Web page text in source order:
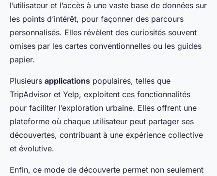
l’utilisateur et l’accès à une vaste base de données sur
les points d’intérêt, pour façonner des parcours
personnalisés. Elles révèlent des curiosités souvent
omises par les cartes conventionnelles ou les guides
papier.
Plusieurs applications populaires, telles que
TripAdvisor et Yelp, exploitent ces fonctionnalités
pour faciliter l’exploration urbaine. Elles offrent une
plateforme où chaque utilisateur peut partager ses
découvertes, contribuant à une expérience collective
et évolutive.
Enfin, ce mode de découverte permet non seulement